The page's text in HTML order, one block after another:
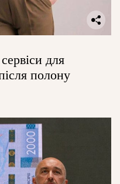
для
полону